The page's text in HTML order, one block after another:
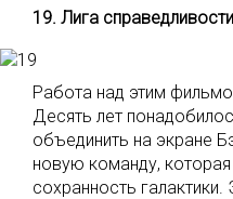
19. Лига
Работа над этим
Десять лет
объединить на экране
новую команду,
сохранность